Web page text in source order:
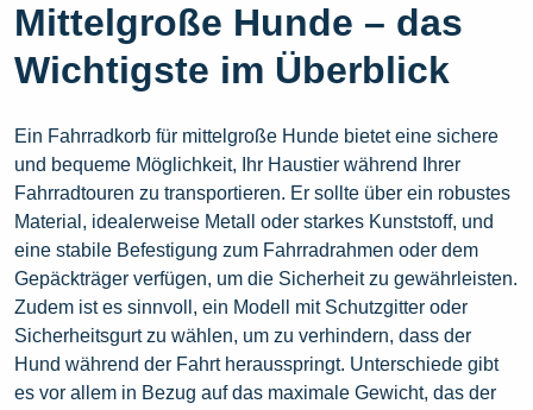
Mittelgroße Hunde – das
Wichtigste im Überblick
Ein Fahrradkorb für mittelgroße Hunde bietet eine sichere
und bequeme Möglichkeit, Ihr Haustier während Ihrer
Fahrradtouren zu transportieren. Er sollte über ein robustes
Material, idealerweise Metall oder starkes Kunststoff, und
eine stabile Befestigung zum Fahrradrahmen oder dem
Gepäckträger verfügen, um die Sicherheit zu gewährleisten.
Zudem ist es sinnvoll, ein Modell mit Schutzgitter oder
Sicherheitsgurt zu wählen, um zu verhindern, dass der
Hund während der Fahrt herausspringt. Unterschiede gibt
es vor allem in Bezug auf das maximale Gewicht, das der